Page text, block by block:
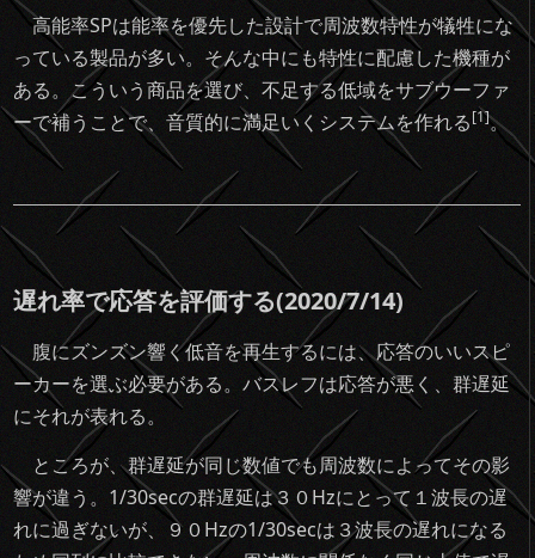
高能率SPは能率を優先した設計で周波数特性が犠牲にな
っている製品が多い。そんな中にも特性に配慮した機種が
ある。こういう商品を選び、不足する低域をサブウーファ
ーで補うことで、音質的に満足いくシステムを作れる[1]。
遅れ率で応答を評価する(2020/7/14)
腹にズンズン響く低音を再生するには、応答のいいスピ
ーカーを選ぶ必要がある。バスレフは応答が悪く、群遅延
にそれが表れる。
ところが、群遅延が同じ数値でも周波数によってその影
響が違う。1/30secの群遅延は３０Hzにとって１波長の遅
れに過ぎないが、９０Hzの1/30secは３波長の遅れになる